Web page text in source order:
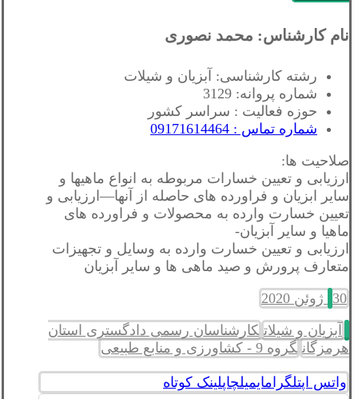
نام کارشناس: محمد نصوری
رشته کارشناسی: آبزیان و شیلات
شماره پروانه: 3129
حوزه فعالیت : سراسر کشور
شماره تماس : 09171614464
صلاحیت ها:
ارزیابی و تعیین خسارات مربوطه به انواع ماهیها و
سایر ابزیان و فراورده های حاصله از آنها—ارزیابی و
تعیین خسارت وارده به محصولات و فراورده های
ماهیا و سایر آبزیان-
ارزیابی و تعیین خسارت وارده به وسایل و تجهیزات
متعارف پرورش و صید ماهی ها و سایر آبزیان
30 ژوئن 2020
آبزیان و شیلات کارشناسان رسمی دادگستری استان
هرمزگان گروه 9 - کشاورزی و منابع طبیعی
واتس اپتلگرامایمیلچاپلینک کوتاه